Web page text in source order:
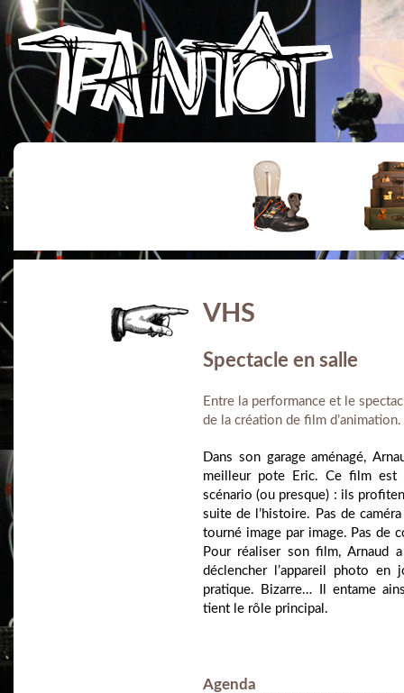
VHS
Spectacle en salle
Entre la performance et le
de la création de film d’animation.
Dans son garage aménagé,
meilleur pote Eric. Ce film est
scénario (ou presque) : ils
suite de l’histoire. Pas de
tourné image par image. Pas de
Pour réaliser son film, Arnaud
déclencher l’appareil photo
pratique. Bizarre… Il entame
tient le rôle principal.
Agenda